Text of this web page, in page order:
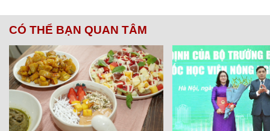
CÓ THỂ BẠN QUAN TÂM